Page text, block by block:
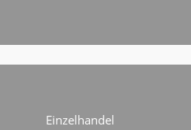
Einzelhandel